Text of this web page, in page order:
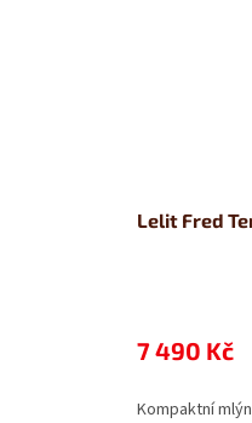
Lelit Fred
7 490 Kč
Kompaktní